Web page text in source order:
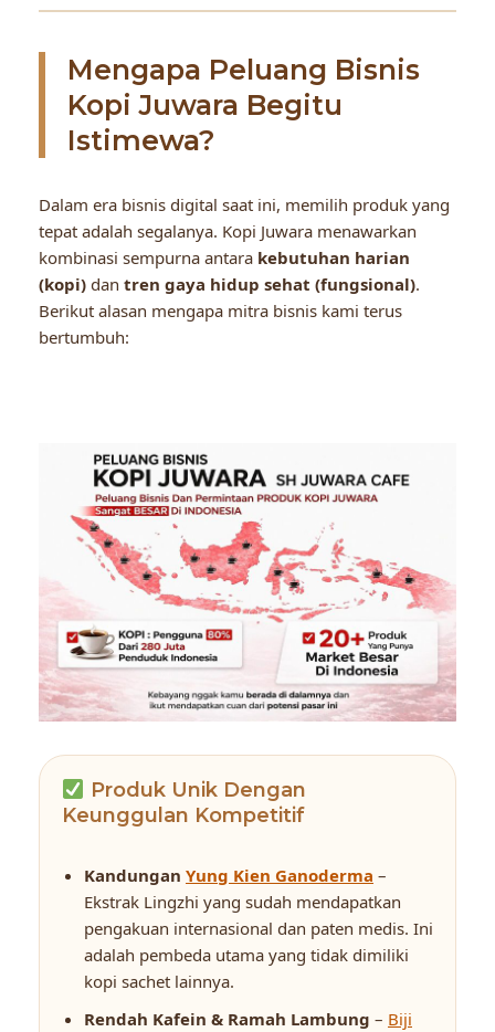
Mengapa Peluang Bisnis
Kopi Juwara Begitu
Istimewa?
Dalam era bisnis digital saat ini, memilih produk yang
tepat adalah segalanya. Kopi Juwara menawarkan
kombinasi sempurna antara kebutuhan harian
(kopi) dan tren gaya hidup sehat (fungsional).
Berikut alasan mengapa mitra bisnis kami terus
bertumbuh:
Produk Unik Dengan
Keunggulan Kompetitif
Kandungan Yung Kien Ganoderma –
Ekstrak Lingzhi yang sudah mendapatkan
pengakuan internasional dan paten medis. Ini
adalah pembeda utama yang tidak dimiliki
kopi sachet lainnya.
Rendah Kafein & Ramah Lambung – Biji